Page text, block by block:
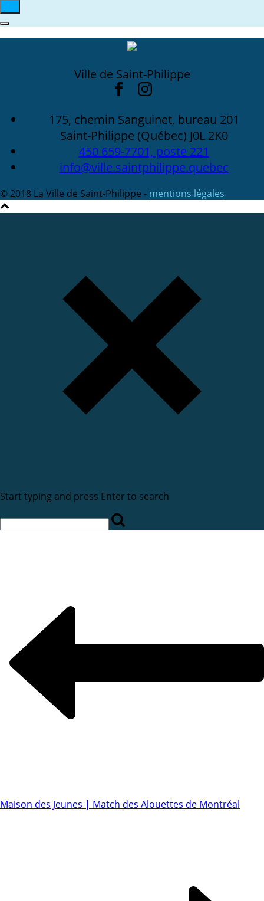
Ville de Saint-Philippe
175, chemin Sanguinet, bureau 201
Saint-Philippe (Québec) J0L 2K0
450 659-7701, poste 221
info@ville.saintphilippe.quebec
© 2018 La Ville de Saint-Philippe - mentions légales
Start typing and press Enter to search
Maison des Jeunes | Match des Alouettes de Montréal